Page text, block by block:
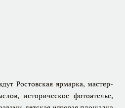
Ростовская ярмарка, мастер-
историческое фотоателье,